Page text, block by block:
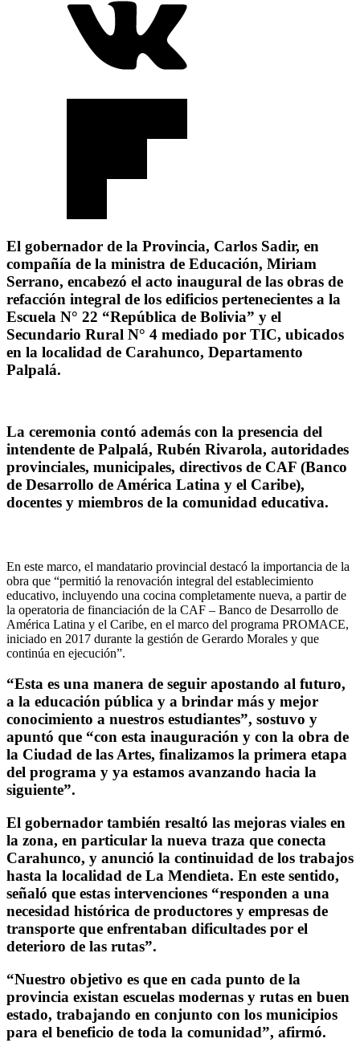
El gobernador de la Provincia, Carlos Sadir, en
compañía de la ministra de Educación, Miriam
Serrano, encabezó el acto inaugural de las obras de
refacción integral de los edificios pertenecientes a la
Escuela N° 22 “República de Bolivia” y el
Secundario Rural N° 4 mediado por TIC, ubicados
en la localidad de Carahunco, Departamento
Palpalá.
La ceremonia contó además con la presencia del
intendente de Palpalá, Rubén Rivarola, autoridades
provinciales, municipales, directivos de CAF (Banco
de Desarrollo de América Latina y el Caribe),
docentes y miembros de la comunidad educativa.
En este marco, el mandatario provincial destacó la importancia de la
obra que “permitió la renovación integral del establecimiento
educativo, incluyendo una cocina completamente nueva, a partir de
la operatoria de financiación de la CAF – Banco de Desarrollo de
América Latina y el Caribe, en el marco del programa PROMACE,
iniciado en 2017 durante la gestión de Gerardo Morales y que
continúa en ejecución”.
“Esta es una manera de seguir apostando al futuro,
a la educación pública y a brindar más y mejor
conocimiento a nuestros estudiantes”, sostuvo y
apuntó que “con esta inauguración y con la obra de
la Ciudad de las Artes, finalizamos la primera etapa
del programa y ya estamos avanzando hacia la
siguiente”.
El gobernador también resaltó las mejoras viales en
la zona, en particular la nueva traza que conecta
Carahunco, y anunció la continuidad de los trabajos
hasta la localidad de La Mendieta. En este sentido,
señaló que estas intervenciones “responden a una
necesidad histórica de productores y empresas de
transporte que enfrentaban dificultades por el
deterioro de las rutas”.
“Nuestro objetivo es que en cada punto de la
provincia existan escuelas modernas y rutas en buen
estado, trabajando en conjunto con los municipios
para el beneficio de toda la comunidad”, afirmó.